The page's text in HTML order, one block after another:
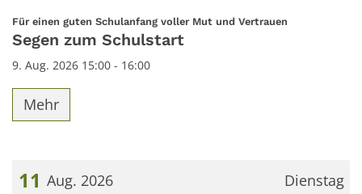
Für einen guten Schulanfang voller Mut und Vertrauen
Segen zum Schulstart
9. Aug. 2026 15:00 - 16:00
Mehr
Dienstag
11 Aug. 2026